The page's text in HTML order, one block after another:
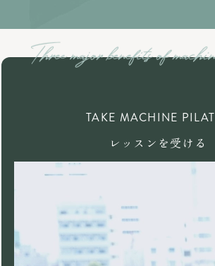
TAKE MACHINE
レッスンを受ける